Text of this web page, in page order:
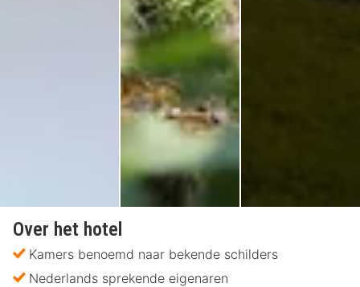
Over het hotel
Kamers benoemd naar bekende schilders
Nederlands sprekende eigenaren